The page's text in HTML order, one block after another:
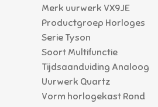
Merk uurwerk VX9JE
Productgroep Horloges
Serie Tyson
Soort Multifunctie
Tijdsaanduiding Analoog
Uurwerk Quartz
Vorm horlogekast Rond